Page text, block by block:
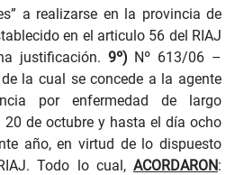
a realizarse en la provincia de
en el articulo 56 del RIAJ
justificación. 9º) Nº 613/06 –
la cual se concede a la agente
por enfermedad de largo
de octubre y hasta el día ocho
año, en virtud de lo dispuesto
Todo lo cual, ACORDARON: